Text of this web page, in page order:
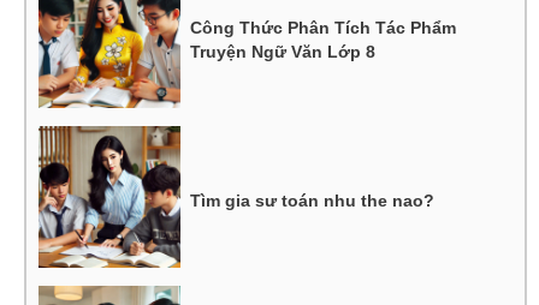
Công Thức Phân Tích Tác Phẩm
Truyện Ngữ Văn Lớp 8
Tìm gia sư toán nhu the nao?